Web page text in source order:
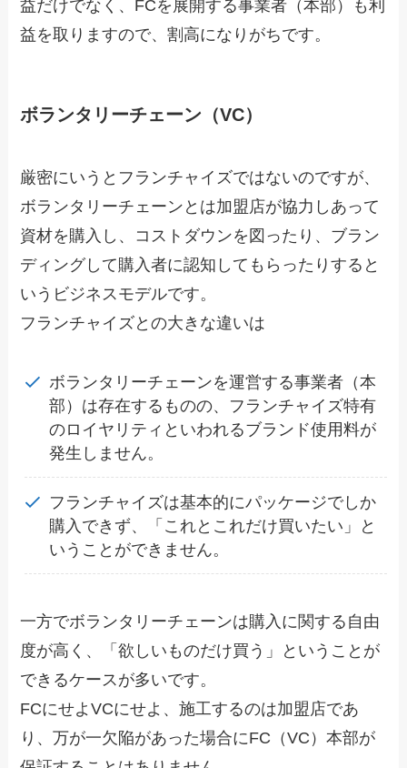
益だけでなく、FCを展開する事業者（本部）も利
益を取りますので、割高になりがちです。
ボランタリーチェーン（VC）
厳密にいうとフランチャイズではないのですが、
ボランタリーチェーンとは加盟店が協力しあって
資材を購入し、コストダウンを図ったり、ブラン
ディングして購入者に認知してもらったりすると
いうビジネスモデルです。
フランチャイズとの大きな違いは
ボランタリーチェーンを運営する事業者（本
部）は存在するものの、フランチャイズ特有
のロイヤリティといわれるブランド使用料が
発生しません。
フランチャイズは基本的にパッケージでしか
購入できず、「これとこれだけ買いたい」と
いうことができません。
一方でボランタリーチェーンは購入に関する自由
度が高く、「欲しいものだけ買う」ということが
できるケースが多いです。
FCにせよVCにせよ、施工するのは加盟店であ
り、万が一欠陥があった場合にFC（VC）本部が